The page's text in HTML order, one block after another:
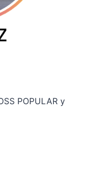
POPULAR y